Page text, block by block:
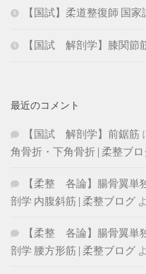
【国試】柔道整復師 国
【国試 解剖学】膝関節
最近のコメント
【国試 解剖学】前鋸筋
角骨折・下角骨折 | 柔整ブ
【柔整 各論】腸骨翼単
剖学 内腹斜筋 | 柔整ブログ
【柔整 各論】腸骨翼単
剖学 腰方形筋 | 柔整ブログ